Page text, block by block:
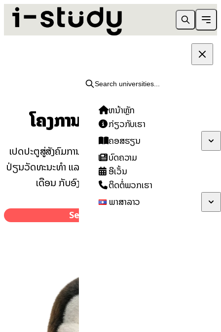
Search universities...
ຫນ້າຫຼັກ
ກ່ຽວກັບເຮົາ
ຄອສຮຽນ
ບົດຄວາມ
ອີເວັ້ນ
ຕິດຕໍ່ພວກເຮົາ
ພາສາລາວ
ໂຄງການຝຶກງານ i-study
ເປີດປະຕູສູ່ສັງຄົມການເຮັດວຽກທີ່ແທ້ຈິງ. ສໍາຜັດກັບການແລກ
ປ່ຽນວັດທະນະທໍາ ແລະ ການຝຶກງານແບບມືອາຊີບເປັນເວລາ 12
ເດືອນ ກັບອົງການຈັດຕັ້ງຊັ້ນນໍາໃນຕ່າງປະເທດ.
Search Internships